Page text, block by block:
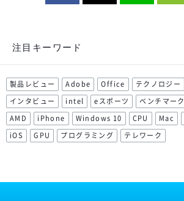
注目キーワード
製品レビュー Adobe Office テクノロジー
インタビュー
intel eスポーツ ベンチマーク
AMD
iPhone Windows 10 CPU Mac
iOS
GPU プログラミング テレワーク